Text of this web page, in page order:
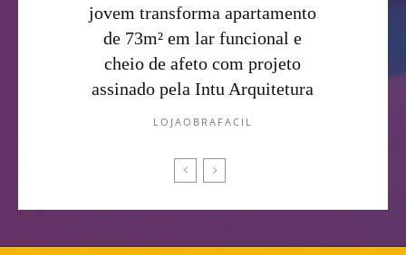
jovem transforma apartamento
de 73m² em lar funcional e
cheio de afeto com projeto
assinado pela Intu Arquitetura
LOJAOBRAFACIL